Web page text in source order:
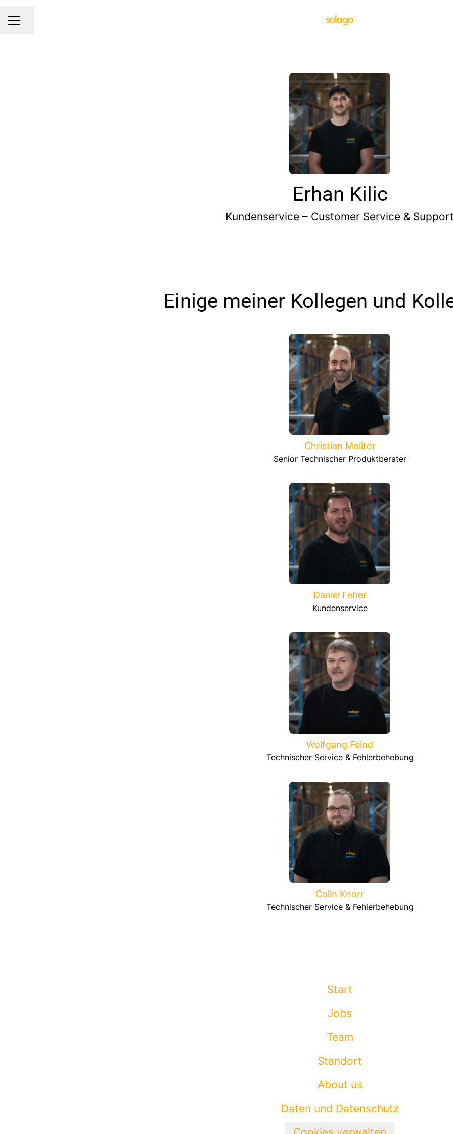
KARRIEREMENÜ
Seite teilen
Erhan Kilic
Kundenservice – Customer Service & Support
Einige meiner Kollegen und
Christian Molitor
Senior Technischer Produktberater
Daniel Feher
Kundenservice
Wolfgang Feind
Technischer Service & Fehlerbehebung
Colin Knorr
Technischer Service & Fehlerbehebung
Start
Jobs
Team
Standort
About us
Daten und Datenschutz